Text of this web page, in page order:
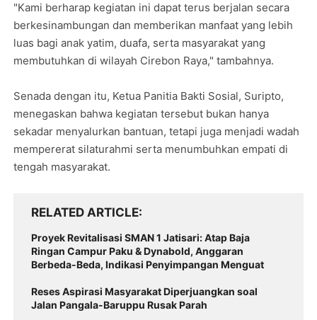
"Kami berharap kegiatan ini dapat terus berjalan secara
berkesinambungan dan memberikan manfaat yang lebih
luas bagi anak yatim, duafa, serta masyarakat yang
membutuhkan di wilayah Cirebon Raya," tambahnya.
Senada dengan itu, Ketua Panitia Bakti Sosial, Suripto,
menegaskan bahwa kegiatan tersebut bukan hanya
sekadar menyalurkan bantuan, tetapi juga menjadi wadah
mempererat silaturahmi serta menumbuhkan empati di
tengah masyarakat.
RELATED ARTICLE
Proyek Revitalisasi SMAN 1 Jatisari: Atap Baja
Ringan Campur Paku & Dynabold, Anggaran
Berbeda-Beda, Indikasi Penyimpangan Menguat
Reses Aspirasi Masyarakat Diperjuangkan soal
Jalan Pangala-Baruppu Rusak Parah